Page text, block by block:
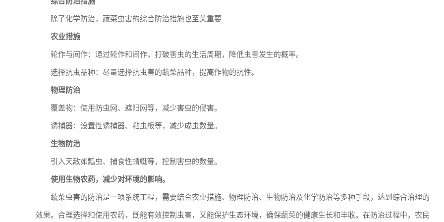
除了化学防治，蔬菜虫害的综合防治措施也至关重要
农业措施
轮作与间作：通过轮作和间作，打破害虫的生活周期，降低虫害发生的概率。
选择抗虫品种：尽量选择抗虫害的蔬菜品种，提高作物的抗性。
物理防治
覆盖物：使用防虫网、遮阳网等，减少害虫的侵害。
诱捕器：设置性诱捕器、粘虫板等，减少成虫数量。
生物防治
引入天敌如瓢虫、捕食性蜻蜓等，控制害虫的数量。
使用生物农药，减少对环境的影响。
蔬菜虫害的防治是一项系统工程，需要结合农业措施、物理防治、生物防治及化学防治等多种手段，达到综合治理的
效果。合理选择和使用农药，既能有效控制虫害，又能保护生态环境，确保蔬菜的健康生长和丰收。在防治过程中，农民